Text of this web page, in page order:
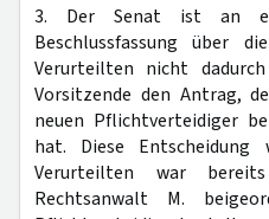
3. Der Senat ist an
Beschlussfassung über
Verurteilten nicht
Vorsitzende den Antrag,
neuen Pflichtverteidiger
hat. Diese Entscheidung
Verurteilten war
Rechtsanwalt M.